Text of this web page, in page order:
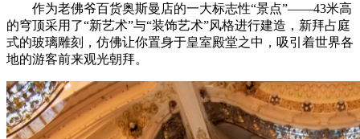
作为老佛爷百货奥斯曼店的一大标志性“景点”——43米高
的穹顶采用了“新艺术”与“装饰艺术”风格进行建造，新拜占庭
式的玻璃雕刻，仿佛让你置身于皇室殿堂之中，吸引着世界各
地的游客前来观光朝拜。